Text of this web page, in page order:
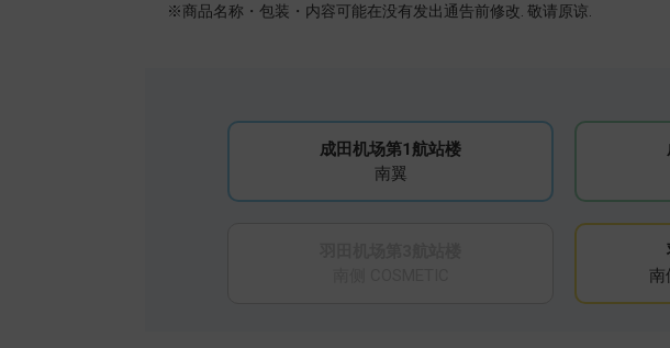
※商品名称・包装・内容可能在没有发出通告前修改. 敬请原谅.
成田机场第1航站楼
南翼
南